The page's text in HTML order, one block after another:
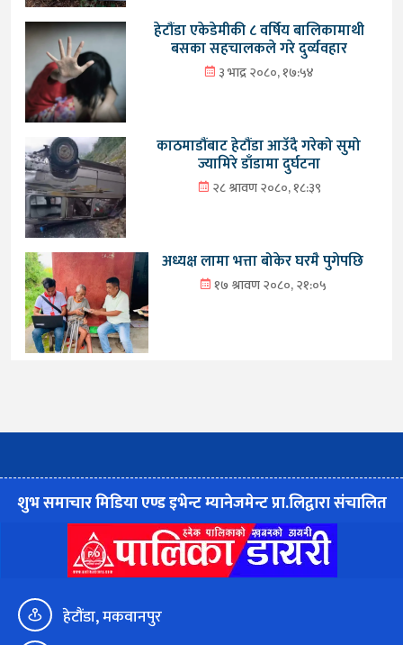
हेटौंडा एकेडेमीकी ८ वर्षिय बालिकामाथी
बसका सहचालकले गरे दुर्व्यवहार
३ भाद्र २०८०, १७:५४
काठमाडौंबाट हेटौंडा आउँदै गरेको सुमो
ज्यामिरे डाँडामा दुर्घटना
२८ श्रावण २०८०, १८:३९
अध्यक्ष लामा भत्ता बोकेर घरमै पुगेपछि
१७ श्रावण २०८०, २१:०५
शुभ समाचार मिडिया एण्ड इभेन्ट म्यानेजमेन्ट प्रा.लिद्वारा संचालित
हेटौंडा, मकवानपुर